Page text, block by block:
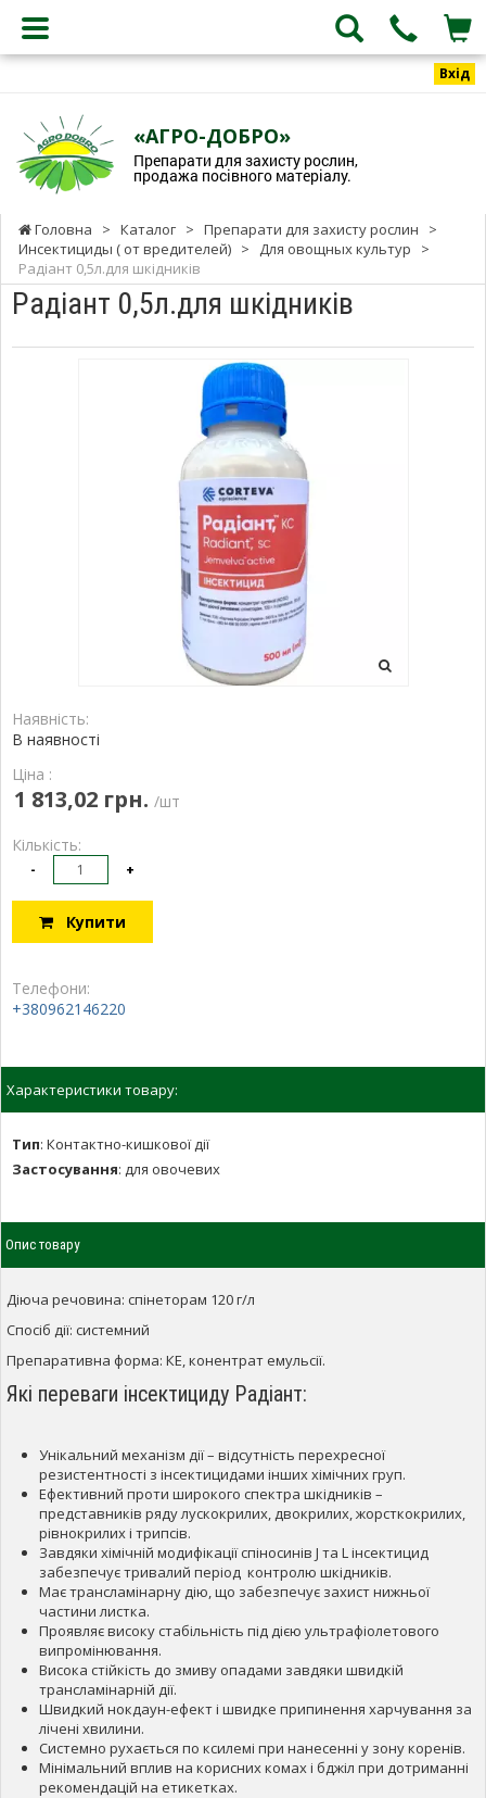
Вхід
«АГРО-ДОБРО»
Препарати для захисту рослин,
продажа посівного матеріалу.
Головна > Каталог > Препарати для захисту рослин
>
Инсектициды ( от вредителей) > Для овощных культур
>
Радіант 0,5л.для шкідників
Радіант 0,5л.для шкідників
Наявність:
В наявності
Ціна :
1 813,02 грн. /шт
Кількість:
- +
Купити
Телефони:
+380962146220
Характеристики товару:
Тип: Контактно-кишкової дії
Застосування: для овочевих
Опис товару
Діюча речовина: спінеторам 120 г/л
Спосіб дії: системний
Препаративна форма: КЕ, конентрат емульсії.
Які переваги інсектициду Радіант:
Унікальний механізм дії – відсутність перехресної
резистентності з інсектицидами інших хімічних груп.
Ефективний проти широкого спектра шкідників –
представників ряду лускокрилих, двокрилих, жорсткокрилих,
рівнокрилих і трипсів.
Завдяки хімічній модифікації спіносинів J та L інсектицид
забезпечує тривалий період контролю шкідників.
Має трансламінарну дію, що забезпечує захист нижньої
частини листка.
Проявляє високу стабільність під дією ультрафіолетового
випромінювання.
Висока стійкість до змиву опадами завдяки швидкій
трансламінарній дії.
Швидкий нокдаун-ефект і швидке припинення харчування за
лічені хвилини.
Системно рухається по ксилемі при нанесенні у зону коренів.
Мінімальний вплив на корисних комах і бджіл при дотриманні
рекомендацій на етикетках.